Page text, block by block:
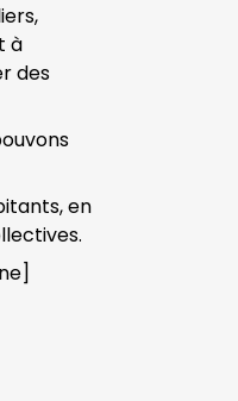
à
des
en